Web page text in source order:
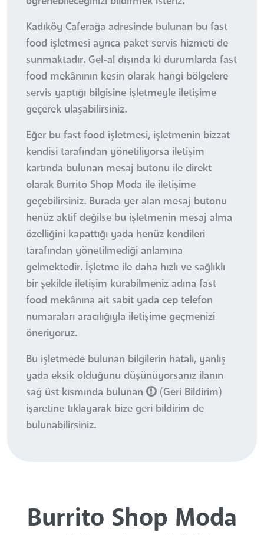
Kadıköy Caferağa adresinde bulunan bu fast
food işletmesi ayrıca paket servis hizmeti de
sunmaktadır. Gel-al dışında ki durumlarda fast
food mekânının kesin olarak hangi bölgelere
servis yaptığı bilgisine işletmeyle iletişime
geçerek ulaşabilirsiniz.
Eğer bu fast food işletmesi, işletmenin bizzat
kendisi tarafından yönetiliyorsa iletişim
kartında bulunan mesaj butonu ile direkt
olarak Burrito Shop Moda ile iletişime
geçebilirsiniz. Burada yer alan mesaj butonu
henüz aktif değilse bu işletmenin mesaj alma
özelliğini kapattığı yada henüz kendileri
tarafından yönetilmediği anlamına
gelmektedir. İşletme ile daha hızlı ve sağlıklı
bir şekilde iletişim kurabilmeniz adına fast
food mekânına ait sabit yada cep telefon
numaraları aracılığıyla iletişime geçmenizi
öneriyoruz.
Bu işletmede bulunan bilgilerin hatalı, yanlış
yada eksik olduğunu düşünüyorsanız ilanın
sağ üst kısmında bulunan
(Geri Bildirim)
işaretine tıklayarak bize geri bildirim de
bulunabilirsiniz.
Burrito Shop Moda